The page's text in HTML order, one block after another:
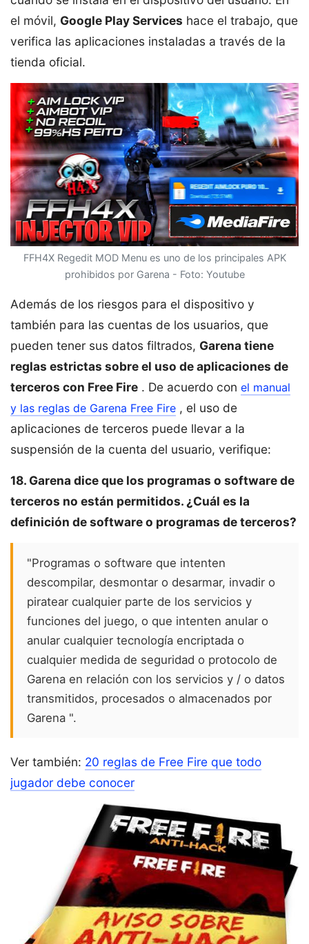
el móvil, Google Play Services hace el trabajo, que
verifica las aplicaciones instaladas a través de la
tienda oficial.
FFH4X Regedit MOD Menu es uno de los principales APK
prohibidos por Garena - Foto: Youtube
Además de los riesgos para el dispositivo y
también para las cuentas de los usuarios, que
pueden tener sus datos filtrados, Garena tiene
reglas estrictas sobre el uso de aplicaciones de
terceros con Free Fire . De acuerdo con el manual
y las reglas de Garena Free Fire , el uso de
aplicaciones de terceros puede llevar a la
suspensión de la cuenta del usuario, verifique:
18. Garena dice que los programas o software de
terceros no están permitidos. ¿Cuál es la
definición de software o programas de terceros?
"Programas o software que intenten
descompilar, desmontar o desarmar, invadir o
piratear cualquier parte de los servicios y
funciones del juego, o que intenten anular o
anular cualquier tecnología encriptada o
cualquier medida de seguridad o protocolo de
Garena en relación con los servicios y / o datos
transmitidos, procesados o almacenados por
Garena ".
Ver también: 20 reglas de Free Fire que todo
jugador debe conocer